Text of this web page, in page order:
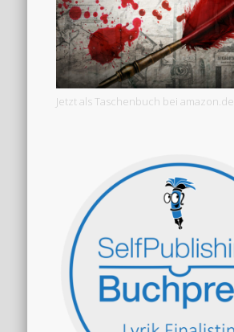
Jetzt als Taschenbuch bei amazon.de